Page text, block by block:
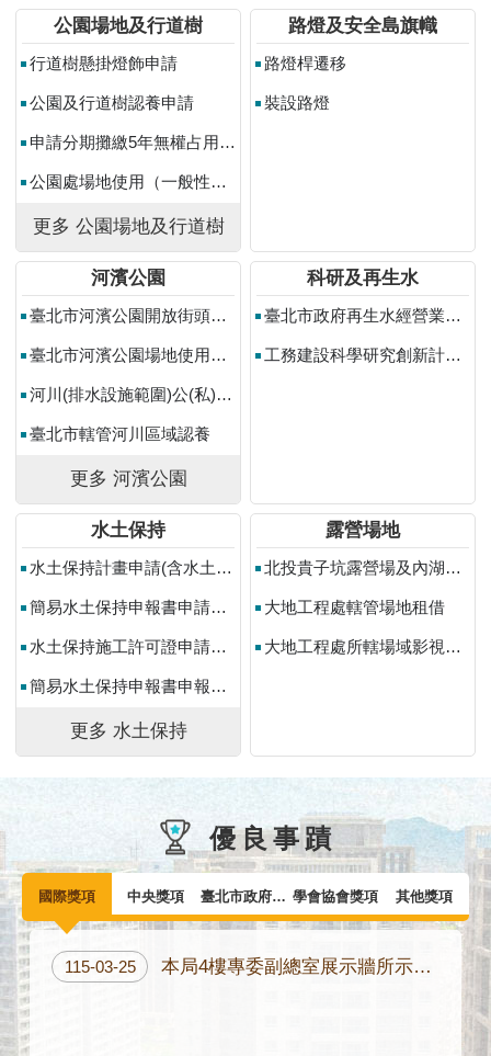
常
見
問
答
雙
詞
陳
系
政
府
網
料
放
告
隱
私
資
訊
政
策
聯
絡
方
式
本
公園場地及行道樹
行道樹懸掛燈飾申請
公園及行道樹認養申請
申請分期攤繳5年無權占用使用補償金
公園處場地使用（一般性活動）
更多 公園場地及行道樹
路燈及安全島旗幟
路燈桿遷移
裝設路燈
河濱公園
臺北市河濱公園開放街頭藝人展演場地使用登記申請
臺北市河濱公園場地使用申請(營利性及非營利性活動)
河川(排水設施範圍)公(私)地一般使用申請
臺北市轄管河川區域認養
更多 河濱公園
科研及再生水
臺北市政府再生水經營業籌設許可審查
工務建設科學研究創新計畫補助
水土保持
水土保持計畫申請(含水土保持計畫變更設計申請)
簡易水土保持申報書申請（含簡易水土保持申報書變更設計申請）
水土保持施工許可證申請（水土保持計畫申報開工）
簡易水土保持申報書申報開工
更多 水土保持
露營場地
北投貴子坑露營場及內湖碧山露營場申請使用
大地工程處轄管場地租借
大地工程處所轄場域影視拍攝申請
優良事蹟
國際獎項 中央獎項 臺北市政府獎項 學會協會獎項 其他獎項
115-03-25 本局4樓專委副總室展示牆所示國際獎項40座，為截至115年6月底之統計數。